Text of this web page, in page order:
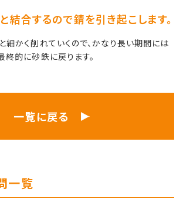
結合するので錆を引き起こします。
細かく削れていくので、かなり長い期間には
終的に砂鉄に戻ります。
一覧に戻る
一覧